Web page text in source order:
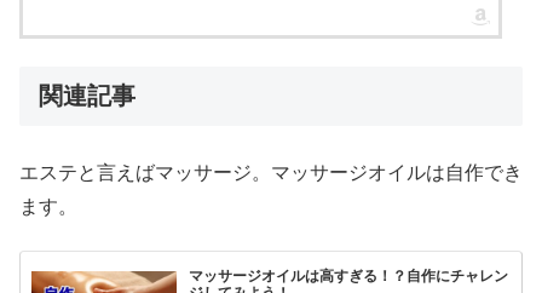
関連記事
エステと言えばマッサージ。マッサージオイルは自作でき
ます。
マッサージオイルは高すぎる！？自作にチャレン